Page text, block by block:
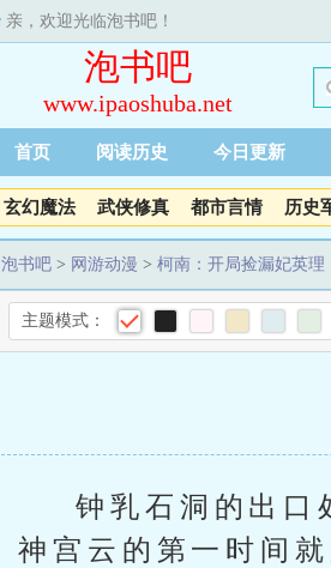
亲，欢迎光临泡书吧！
泡书吧
www.ipaoshuba.net
首页 阅读历史 今日更新
玄幻魔法 武侠修真 都市言情 历史
泡书吧 > 网游动漫 > 柯南：开局捡漏妃英理
主题模式：
钟乳石洞的出口
神宫云的第一时间就